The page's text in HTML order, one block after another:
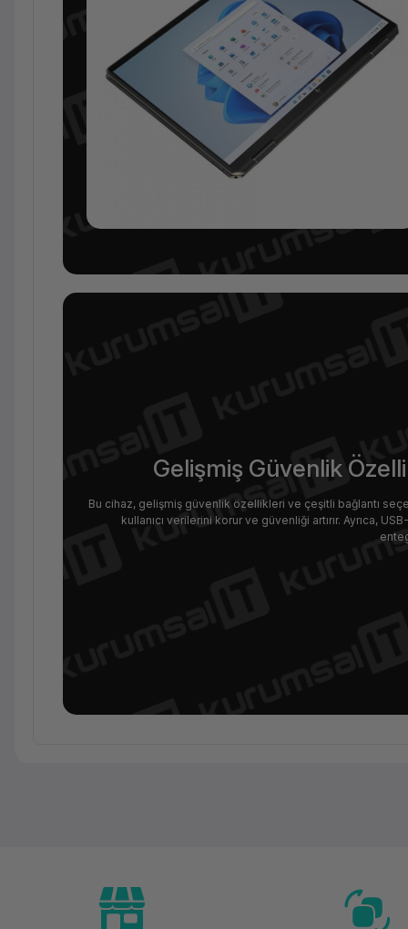
Gelişmiş Güvenlik
Bu cihaz, gelişmiş güvenlik özellikleri ve çeşitli bağlantı
kullanıcı verilerini korur ve güvenliği artırır. Ayrıca,